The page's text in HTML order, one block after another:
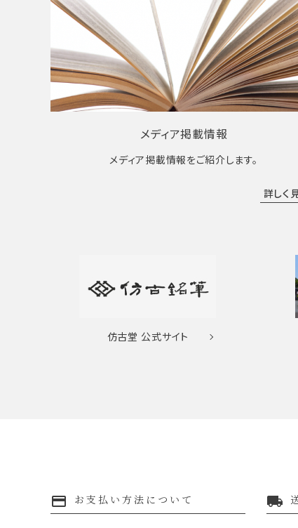
メディア掲載情報
メディア掲載情報をご紹介します。
詳しく
仿古堂 公式サイト
payment お支払い方法について local_shipping